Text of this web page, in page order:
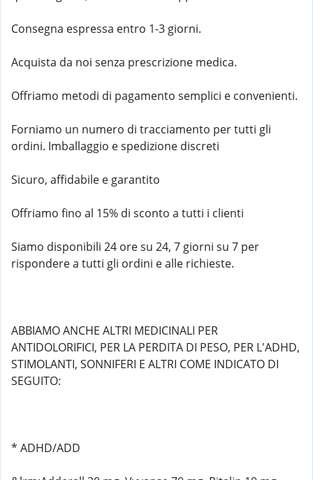
Consegna espressa entro 1-3 giorni.
Acquista da noi senza prescrizione medica.
Offriamo metodi di pagamento semplici e convenienti.
Forniamo un numero di tracciamento per tutti gli
ordini. Imballaggio e spedizione discreti
Sicuro, affidabile e garantito
Offriamo fino al 15% di sconto a tutti i clienti
Siamo disponibili 24 ore su 24, 7 giorni su 7 per
rispondere a tutti gli ordini e alle richieste.
ABBIAMO ANCHE ALTRI MEDICINALI PER
ANTIDOLORIFICI, PER LA PERDITA DI PESO, PER L'ADHD,
STIMOLANTI, SONNIFERI E ALTRI COME INDICATO DI
SEGUITO:
* ADHD/ADD